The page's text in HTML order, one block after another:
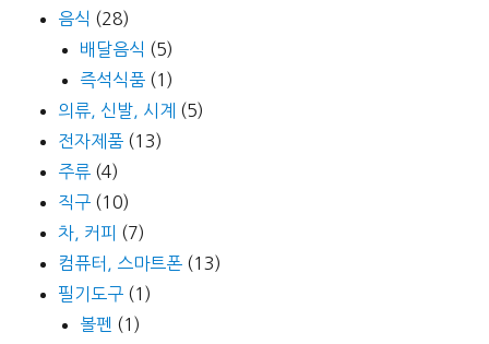
음식 (28)
배달음식 (5)
즉석식품 (1)
의류, 신발, 시계
(5)
전자제품 (13)
주류 (4)
직구 (10)
차, 커피 (7)
컴퓨터, 스마트폰 (13)
필기도구 (1)
볼펜 (1)